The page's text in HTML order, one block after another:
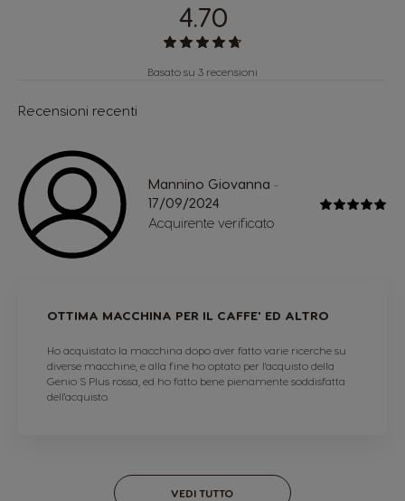
4.70
Basato su 3 recensioni
Recensioni recenti
Mannino Giovanna -
17/09/2024
Acquirente verificato
OTTIMA MACCHINA PER IL CAFFE' ED ALTRO
Ho acquistato la macchina dopo aver fatto varie ricerche su
diverse macchine, e alla fine ho optato per l'acquisto della
Genio S Plus rossa, ed ho fatto bene pienamente soddisfatta
dell'acquisto.
VEDI TUTTO